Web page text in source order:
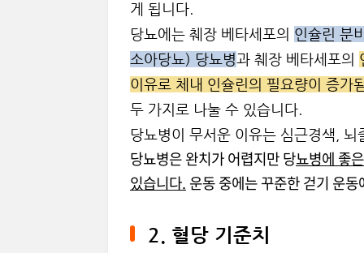
게 됩니다.
당뇨에는 췌장 베타세포의 인슐린 분
소아당뇨) 당뇨병과 췌장 베타세포의
이유로 체내 인슐린의 필요량이 증가
두 가지로 나눌 수 있습니다.
당뇨병이 무서운 이유는 심근경색,
당뇨병은 완치가 어렵지만 당뇨병에 좋
있습니다. 운동 중에는 꾸준한 걷기 운
2. 혈당 기준치